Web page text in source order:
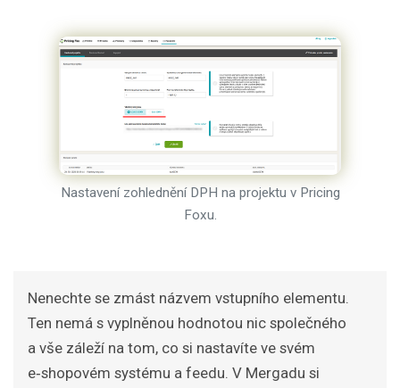
Nastavení zohlednění DPH na projektu v Pricing
Foxu.
Nenechte se zmást názvem vstupního elementu.
Ten nemá s vyplněnou hodnotou nic společného
a vše záleží na tom, co si nastavíte ve svém
e‑shopovém systému a feedu. V Mergadu si